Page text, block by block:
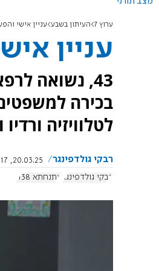
ערוץ 7 העיתון בשבע עניין אישי
עניין
43, נשואה
בכירה
לטלוויזיה
רבקי גולדפינגר
20.03.25, 8:17
רבקי גולדפינגר
אתנחתא 1138